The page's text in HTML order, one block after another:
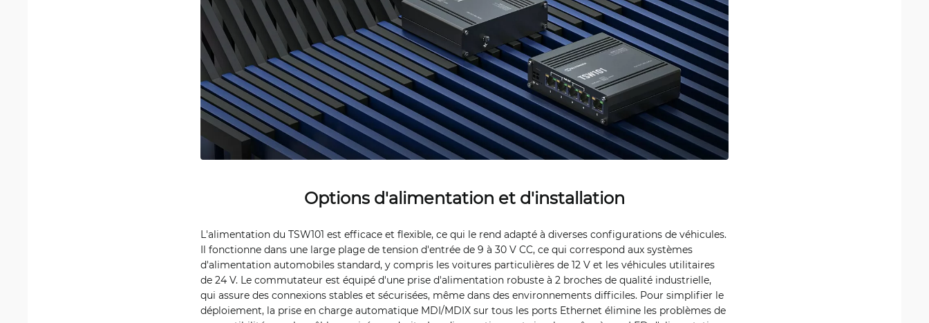
Options d'alimentation et d'installation
L'alimentation du TSW101 est efficace et flexible, ce qui le rend adapté à diverses configurations de véhicules.
Il fonctionne dans une large plage de tension d'entrée de 9 à 30 V CC, ce qui correspond aux systèmes
d'alimentation automobiles standard, y compris les voitures particulières de 12 V et les véhicules utilitaires
de 24 V. Le commutateur est équipé d'une prise d'alimentation robuste à 2 broches de qualité industrielle,
qui assure des connexions stables et sécurisées, même dans des environnements difficiles. Pour simplifier le
déploiement, la prise en charge automatique MDI/MDIX sur tous les ports Ethernet élimine les problèmes de